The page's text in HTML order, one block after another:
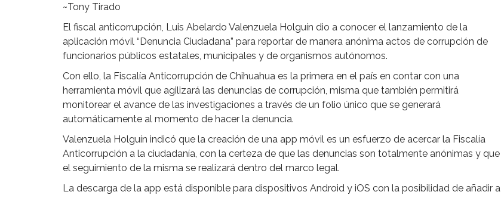
~Tony Tirado
El fiscal anticorrupción, Luis Abelardo Valenzuela Holguín dio a conocer el lanzamiento de la
aplicación móvil “Denuncia Ciudadana” para reportar de manera anónima actos de corrupción de
funcionarios públicos estatales, municipales y de organismos autónomos.
Con ello, la Fiscalía Anticorrupción de Chihuahua es la primera en el país en contar con una
herramienta móvil que agilizará las denuncias de corrupción, misma que también permitirá
monitorear el avance de las investigaciones a través de un folio único que se generará
automáticamente al momento de hacer la denuncia.
Valenzuela Holguín indicó que la creación de una app móvil es un esfuerzo de acercar la Fiscalía
Anticorrupción a la ciudadanía, con la certeza de que las denuncias son totalmente anónimas y que
el seguimiento de la misma se realizará dentro del marco legal.
La descarga de la app está disponible para dispositivos Android y iOS con la posibilidad de añadir a